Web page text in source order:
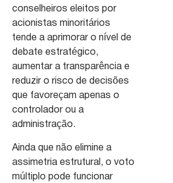
conselheiros eleitos por
acionistas minoritários
tende a aprimorar o nível de
debate estratégico,
aumentar a transparência e
reduzir o risco de decisões
que favoreçam apenas o
controlador ou a
administração.
Ainda que não elimine a
assimetria estrutural, o voto
múltiplo pode funcionar